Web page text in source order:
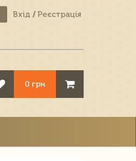
Вхід / Реєстрація
0 грн